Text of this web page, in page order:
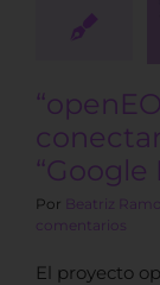
“Google
“Google
Por Beatriz
comentarios
El proyecto